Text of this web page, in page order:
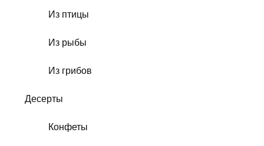
Из птицы
Из рыбы
Из грибов
Десерты
Конфеты